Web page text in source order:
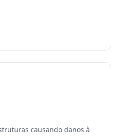
causando danos à